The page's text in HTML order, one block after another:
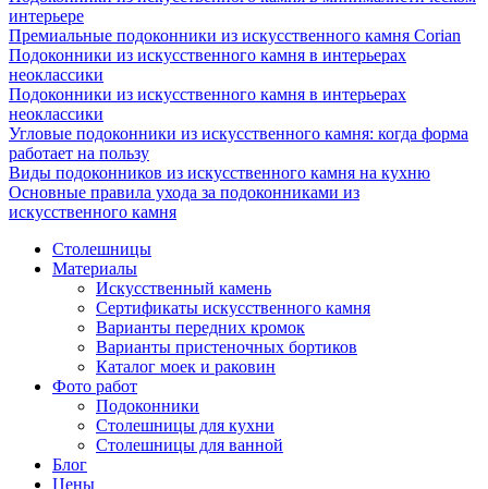
интерьере
Премиальные подоконники из искусственного камня Corian
Подоконники из искусственного камня в интерьерах
неоклассики
Подоконники из искусственного камня в интерьерах
неоклассики
Угловые подоконники из искусственного камня: когда форма
работает на пользу
Виды подоконников из искусственного камня на кухню
Основные правила ухода за подоконниками из
искусственного камня
Столешницы
Материалы
Искусственный камень
Сертификаты искусственного камня
Варианты передних кромок
Варианты пристеночных бортиков
Каталог моек и раковин
Фото работ
Подоконники
Столешницы для кухни
Столешницы для ванной
Блог
Цены